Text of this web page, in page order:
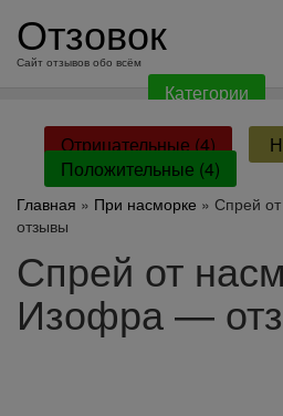
содержанию
Отзовок
Сайт отзывов обо всём
Категории
Отрицательные (4)
Положительные (4)
Главная » При насморке » Спрей
отзывы
Спрей от
Изофра —